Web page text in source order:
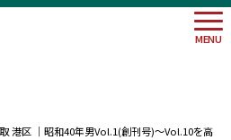
MENU
港区 ｜昭和40年男Vol.1(創刊号)〜Vol.10を高